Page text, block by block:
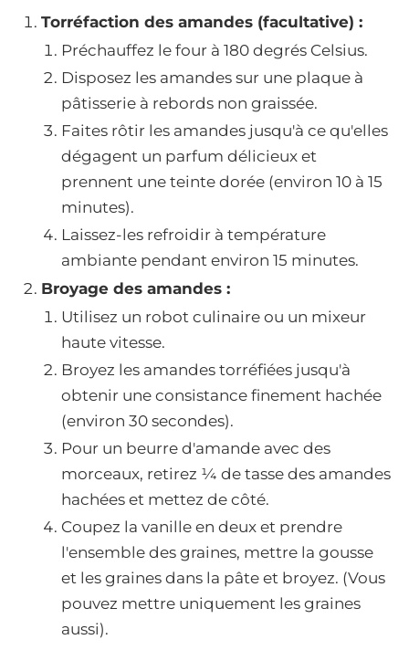
Torréfaction des amandes (facultative) :
Préchauffez le four à 180 degrés Celsius.
Disposez les amandes sur une plaque à
pâtisserie à rebords non graissée.
Faites rôtir les amandes jusqu'à ce qu'elles
dégagent un parfum délicieux et
prennent une teinte dorée (environ 10 à 15
minutes).
Laissez-les refroidir à température
ambiante pendant environ 15 minutes.
Broyage des amandes :
Utilisez un robot culinaire ou un mixeur
haute vitesse.
Broyez les amandes torréfiées jusqu'à
obtenir une consistance finement hachée
(environ 30 secondes).
Pour un beurre d'amande avec des
morceaux, retirez ¼ de tasse des amandes
hachées et mettez de côté.
Coupez la vanille en deux et prendre
l'ensemble des graines, mettre la gousse
et les graines dans la pâte et broyez. (Vous
pouvez mettre uniquement les graines
aussi).